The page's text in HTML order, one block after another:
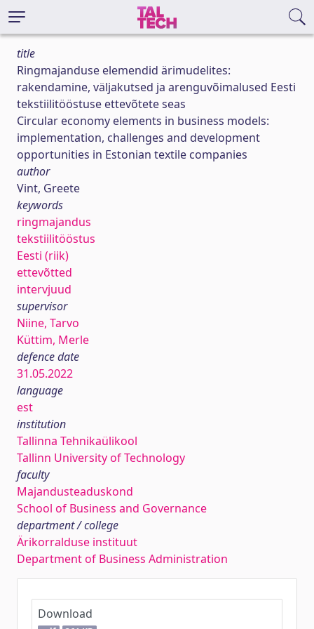
title
Ringmajanduse elemendid ärimudelites:
rakendamine, väljakutsed ja arenguvõimalused Eesti
tekstiilitööstuse ettevõtete seas
Circular economy elements in business models:
implementation, challenges and development
opportunities in Estonian textile companies
author
Vint, Greete
keywords
ringmajandus
tekstiilitööstus
Eesti (riik)
ettevõtted
intervjuud
supervisor
Niine, Tarvo
Küttim, Merle
defence date
31.05.2022
language
est
institution
Tallinna Tehnikaülikool
Tallinn University of Technology
faculty
Majandusteaduskond
School of Business and Governance
department / college
Ärikorralduse instituut
Department of Business Administration
Download